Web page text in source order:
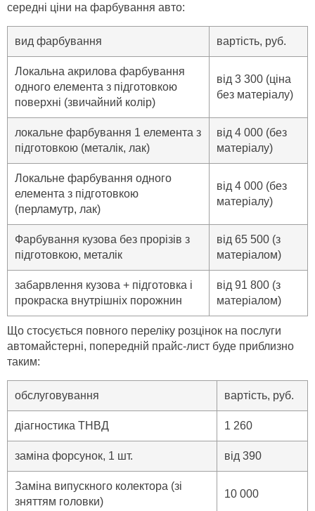
середні ціни на фарбування авто:
вид фарбування вартість, руб.
Локальна акрилова фарбування
одного елемента з підготовкою
поверхні (звичайний колір)
від 3 300 (ціна
без матеріалу)
локальне фарбування 1 елемента з
підготовкою (металік, лак)
від 4 000 (без
матеріалу)
Локальне фарбування одного
елемента з підготовкою
(перламутр, лак)
від 4 000 (без
матеріалу)
Фарбування кузова без прорізів з
підготовкою, металік
від 65 500 (з
матеріалом)
забарвлення кузова + підготовка і
прокраска внутрішніх порожнин
від 91 800 (з
матеріалом)
Що стосується повного переліку розцінок на послуги
автомайстерні, попередній прайс-лист буде приблизно
таким:
обслуговування вартість, руб.
діагностика ТНВД 1 260
заміна форсунок, 1 шт. від 390
Заміна випускного колектора (зі
зняттям головки)
10 000